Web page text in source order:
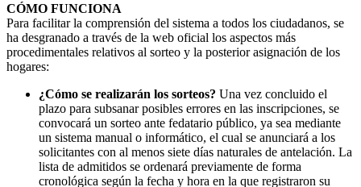
CÓMO FUNCIONA
Para facilitar la comprensión del sistema a todos los ciudadanos, se
ha desgranado a través de la web oficial los aspectos más
procedimentales relativos al sorteo y la posterior asignación de los
hogares:
¿Cómo se realizarán los sorteos? Una vez concluido el
plazo para subsanar posibles errores en las inscripciones, se
convocará un sorteo ante fedatario público, ya sea mediante
un sistema manual o informático, el cual se anunciará a los
solicitantes con al menos siete días naturales de antelación. La
lista de admitidos se ordenará previamente de forma
cronológica según la fecha y hora en la que registraron su